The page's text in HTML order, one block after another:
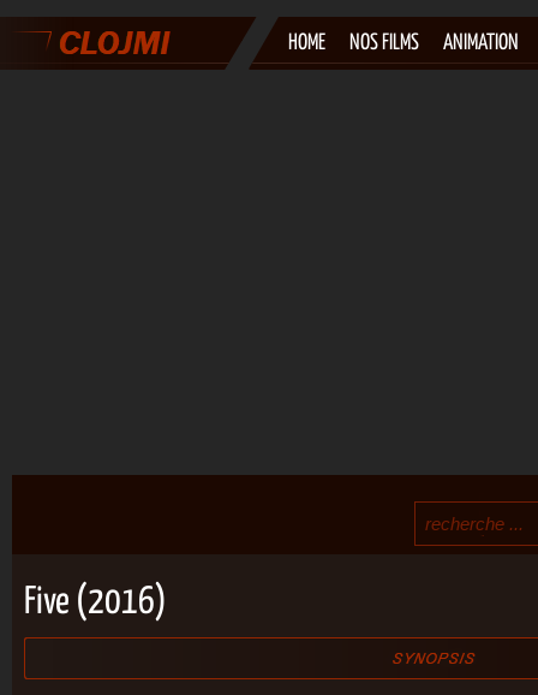
HOME NOS FILMS ANIMATION
Five (2016)